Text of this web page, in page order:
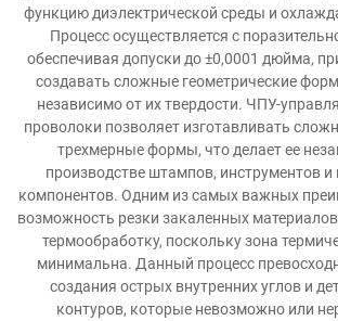
функцию диэлектрической среды и
Процесс осуществляется с
обеспечивая допуски до ±0,0001 дюйма,
создавать сложные геометрические
независимо от их твердости. ЧПУ-
проволоки позволяет изготавливать
трехмерные формы, что делает ее
производстве штампов, инструментов
компонентов. Одним из самых важных
возможность резки закаленных
термообработку, поскольку зона
минимальна. Данный процесс
создания острых внутренних углов и
контуров, которые невозможно или